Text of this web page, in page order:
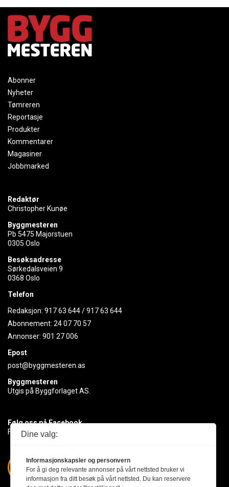
Abonner
Nyheter
Tømreren
Reportasje
Produkter
Kommentarer
Magasiner
Jobbmarked
Redaktør
Christopher Kunøe
Byggmesteren
Pb 5475 Majorstuen
0305 Oslo
Besøksadresse
Sørkedalsveien 9
0368 Oslo
Telefon
Redaksjon: 917 63 644/917 63 644
Abonnement: 24 07 70 57
Annonser: 901 27 006
Epost
post@byggmesteren.as
Byggmesteren
Utgis på Byggforlaget AS.
Følg oss på Facebook
Få med deg det siste innen byggebransjen
Dine valg:
Informasjonskapsler og personvern
For å gi deg relevante annonser på vårt nettsted bruker vi
informasjon fra ditt besøk på vårt nettsted. Du kan reservere